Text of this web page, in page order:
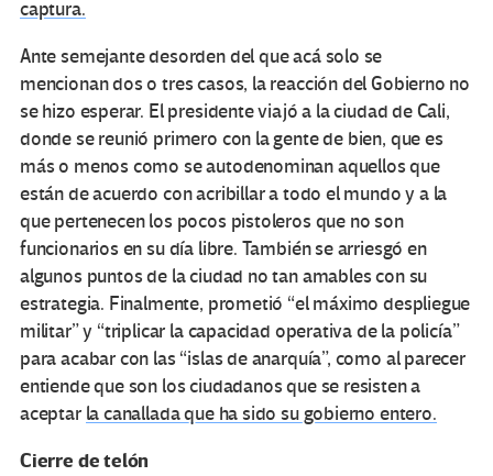
captura.
Ante semejante desorden del que acá solo se
mencionan dos o tres casos, la reacción del Gobierno no
se hizo esperar. El presidente viajó a la ciudad de Cali,
donde se reunió primero con la gente de bien, que es
más o menos como se autodenominan aquellos que
están de acuerdo con acribillar a todo el mundo y a la
que pertenecen los pocos pistoleros que no son
funcionarios en su día libre. También se arriesgó en
algunos puntos de la ciudad no tan amables con su
estrategia. Finalmente, prometió “el máximo despliegue
militar” y “triplicar la capacidad operativa de la policía”
para acabar con las “islas de anarquía”, como al parecer
entiende que son los ciudadanos que se resisten a
aceptar la canallada que ha sido su gobierno entero.
Cierre de telón